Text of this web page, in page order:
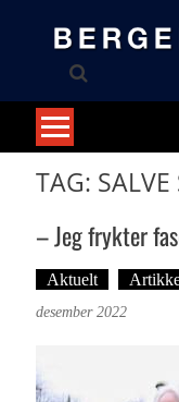
TAG:
– Jeg frykter
Aktuelt
desember 2022